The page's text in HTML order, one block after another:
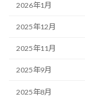
2026年1月
2025年12月
2025年11月
2025年9月
2025年8月